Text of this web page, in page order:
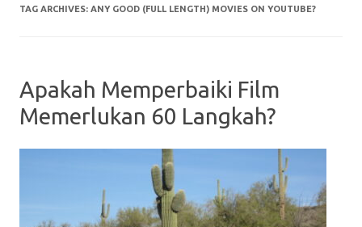
TAG ARCHIVES: ANY GOOD (FULL LENGTH) MOVIES ON YOUTUBE?
Apakah Memperbaiki Film
Memerlukan 60 Langkah?